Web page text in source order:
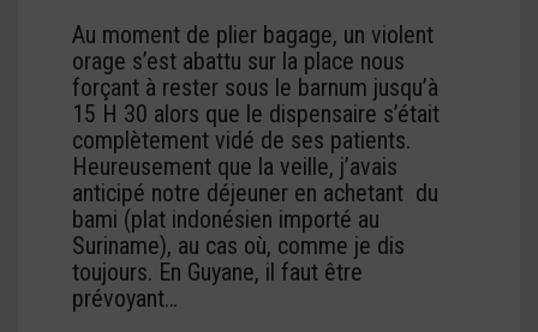
Au moment de plier bagage, un violent
orage s’est abattu sur la place nous
forçant à rester sous le barnum jusqu’à
15 H 30 alors que le dispensaire s’était
complètement vidé de ses patients.
Heureusement que la veille, j’avais
anticipé notre déjeuner en achetant du
bami (plat indonésien importé au
Suriname), au cas où, comme je dis
toujours. En Guyane, il faut être
prévoyant…